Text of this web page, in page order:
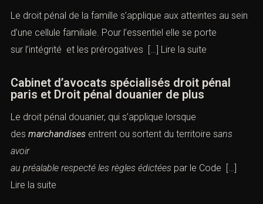
Le droit pénal de la famille s’applique aux atteintes au sein
d’une cellule familiale. Pour l’essentiel elle se porte
sur l’intégrité et les prérogatives […] Lire la suite
Cabinet d’avocats spécialisés droit pénal
paris et Droit pénal douanier de plus
Le droit pénal douanier, qui s’applique lorsque
des marchandises entrent ou sortent du territoire sans
avoir
au préalable respecté les règles édictées par le Code […]
Lire la suite